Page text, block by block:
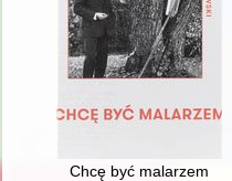
Chcę być malarzem